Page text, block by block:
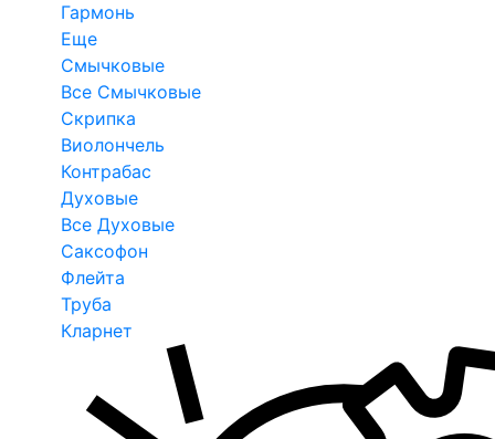
Гармонь
Еще
Смычковые
Все Смычковые
Скрипка
Виолончель
Контрабас
Духовые
Все Духовые
Саксофон
Флейта
Труба
Кларнет